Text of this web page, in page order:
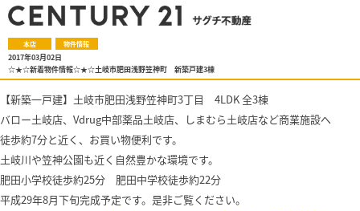
本店 物件情報
2017年03月02日
☆★☆新着物件情報☆★☆土岐市肥田浅野笠神町 新築戸建3棟
【新築一戸建】土岐市肥田浅野笠神町3丁目 4LDK 全3棟
バロー土岐店、Vdrug中部薬品土岐店、しまむら土岐店など商業施設へ
徒歩約7分と近く、お買い物便利です。
土岐川や笠神公園も近く自然豊かな環境です。
肥田小学校徒歩約25分 肥田中学校徒歩約22分
平成29年8月下旬完成予定です。 是非ご覧ください。